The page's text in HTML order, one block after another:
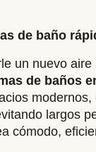
de baño
un nuevo aire
de baños
largos
cómodo,